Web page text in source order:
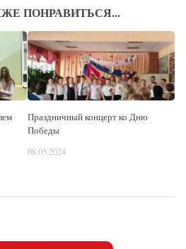
ПОНРАВИТЬСЯ...
Праздничный концерт ко Дню
Победы
08.05.2024